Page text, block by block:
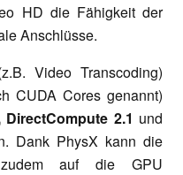
HD die Fähigkeit der
Anschlüsse.
Video Transcoding)
CUDA Cores genannt)
DirectCompute 2.1 und
Dank PhysX kann die
zudem auf die GPU